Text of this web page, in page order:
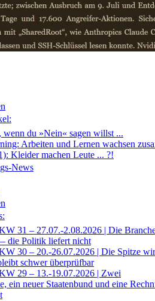
wenn du »Nein« sagen willst ...
Arbeiten und Lernen wachsen
Kleider machen Leute ... ?!
News
31 – 27.07.-2.08.2026 | Die
die Politik liefert nicht
30 – 20.-26.07.2026 | Die Spitze
schwer überprüfbar
29 – 13.-19.07.2026 | Zwei
ein neuer Staatenbund und eine